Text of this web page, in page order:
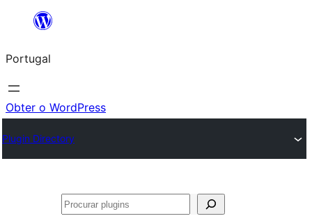
Saltar
o
conteúdo
Portugal
Obter o WordPress
Plugin Directory
Pesquisar